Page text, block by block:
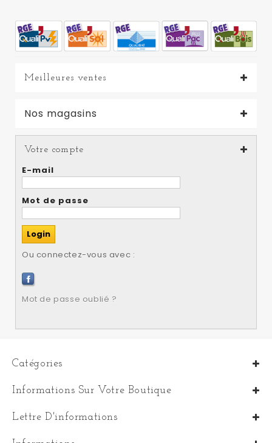
Meilleures ventes
Nos magasins
Votre compte
E-mail
Mot de passe
Ou connectez-vous avec :
Mot de passe oublié ?
Catégories
Informations Sur Votre Boutique
Lettre D'informations